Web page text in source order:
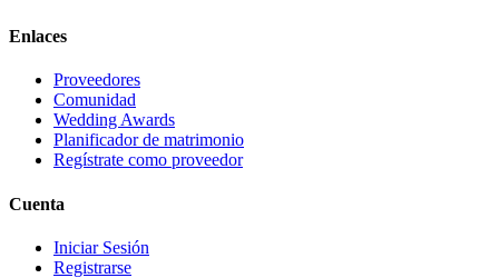
Enlaces
Proveedores
Comunidad
Wedding Awards
Planificador de matrimonio
Regístrate como proveedor
Cuenta
Iniciar Sesión
Registrarse